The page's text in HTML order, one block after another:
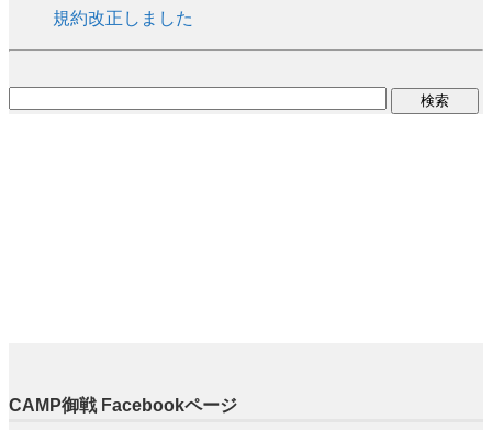
規約改正しました
CAMP御戦 Facebookページ